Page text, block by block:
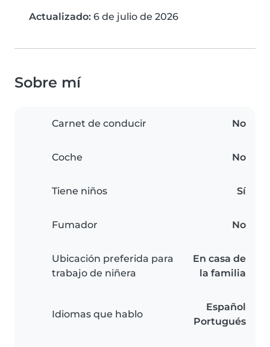
Actualizado: 6 de julio de 2026
Sobre mí
Carnet de conducir No
Coche No
Tiene niños Sí
Fumador No
Ubicación preferida para
trabajo de niñera
En casa de
la familia
Idiomas que hablo
Español
Portugués